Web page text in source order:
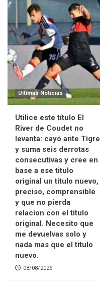
Ultimas Noticias
Utilice este título El
River de Coudet no
levanta: cayó ante Tigre
y suma seis derrotas
consecutivas y cree en
base a ese titulo
original un titulo nuevo,
preciso, comprensible
y que no pierda
relacion con el titulo
original. Necesito que
me devuelvas solo y
nada mas que el titulo
nuevo.
08/08/2026